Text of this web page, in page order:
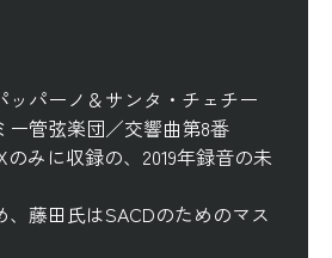
ッパーノ＆サンタ・チェチー
ー管弦楽団／交響曲第8番
のみに収録の、2019年録音の未
藤田氏はSACDのためのマス